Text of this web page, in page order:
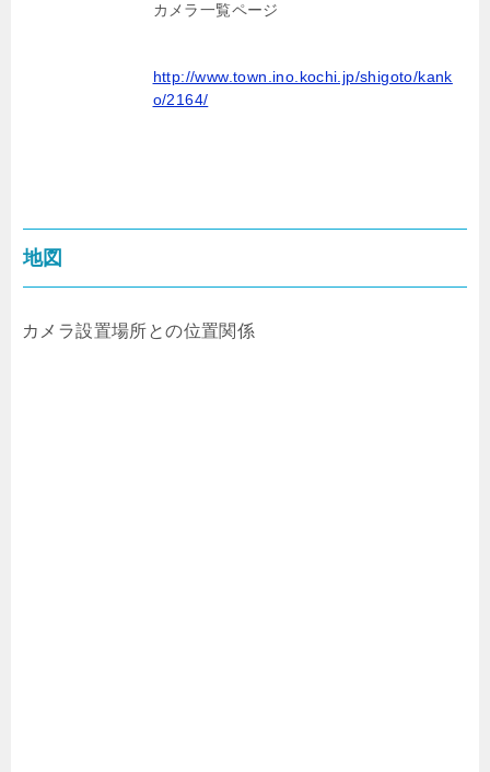
カメラ一覧ページ
http://www.town.ino.kochi.jp/shigoto/kank
o/2164/
地図
カメラ設置場所との位置関係